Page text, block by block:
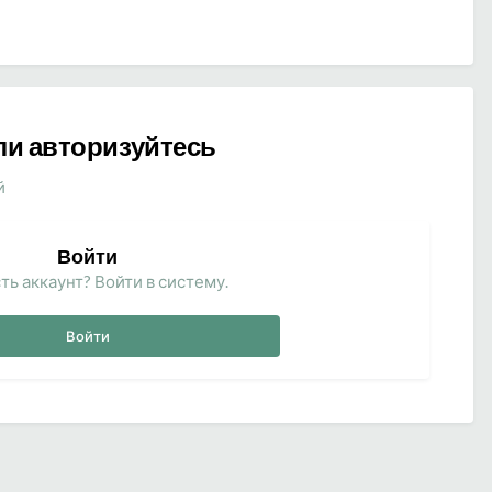
авторизуйтесь
Войти
аккаунт? Войти в систему.
Войти